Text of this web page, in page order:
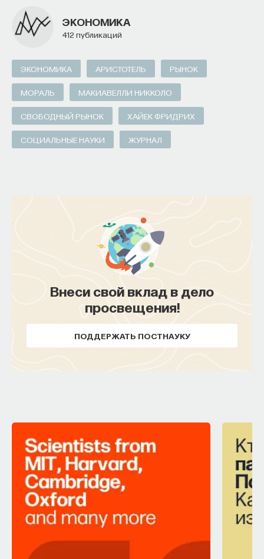
ЭКОНОМИКА
412 публикаций
ЭКОНОМИКА АРИСТОТЕЛЬ РЫНОК
МОРАЛЬ МАКИАВЕЛЛИ НИККОЛО
СВОБОДНЫЙ РЫНОК ХАЙЕК ФРИДРИХ
СОЦИАЛЬНЫЕ НАУКИ ЖУРНАЛ
Внеси свой вклад в дело
просвещения!
ПОДДЕРЖАТЬ ПОСТНАУКУ